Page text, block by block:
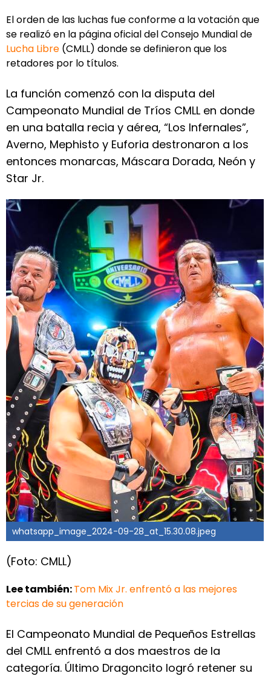
El orden de las luchas fue conforme a la votación que
se realizó en la página oficial del Consejo Mundial de
Lucha Libre (CMLL) donde se definieron que los
retadores por lo títulos.
La función comenzó con la disputa del
Campeonato Mundial de Tríos CMLL en donde
en una batalla recia y aérea, “Los Infernales”,
Averno, Mephisto y Euforia destronaron a los
entonces monarcas, Máscara Dorada, Neón y
Star Jr.
whatsapp_image_2024-09-28_at_15.30.08.jpeg
(Foto: CMLL)
Lee también:Tom Mix Jr. enfrentó a las mejores
tercias de su generación
El Campeonato Mundial de Pequeños Estrellas
del CMLL enfrentó a dos maestros de la
categoría. Último Dragoncito logró retener su